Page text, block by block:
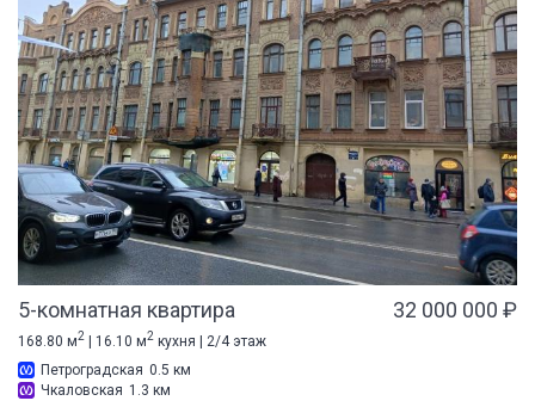
5-комнатная квартира 32 000 000 ₽
168.80 м2 | 16.10 м2 кухня | 2/4 этаж
Петроградская 0.5 км
Чкаловская 1.3 км